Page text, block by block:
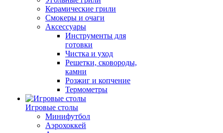
Керамические грили
Смокеры и очаги
Аксессуары
Инструменты для
готовки
Чистка и уход
Решетки, сковороды,
камни
Розжиг и копчение
Термометры
Игровые столы
Минифутбол
Аэрохоккей